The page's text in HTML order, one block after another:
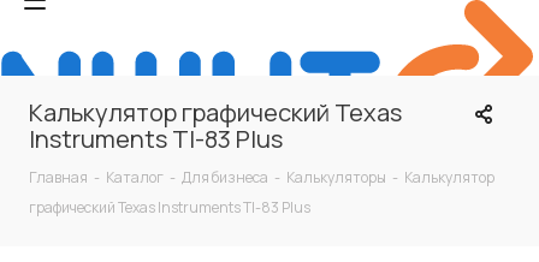
Калькулятор графический Texas
Instruments TI-83 Plus
Главная - Каталог - Для бизнеса - Калькуляторы - Калькулятор
графический Texas Instruments TI-83 Plus